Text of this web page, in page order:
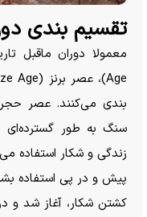
تقسیم بندی
بندی می‌کنند. عصر
سنگ به طور گسترده‌ای
پیش و در پی استفاده